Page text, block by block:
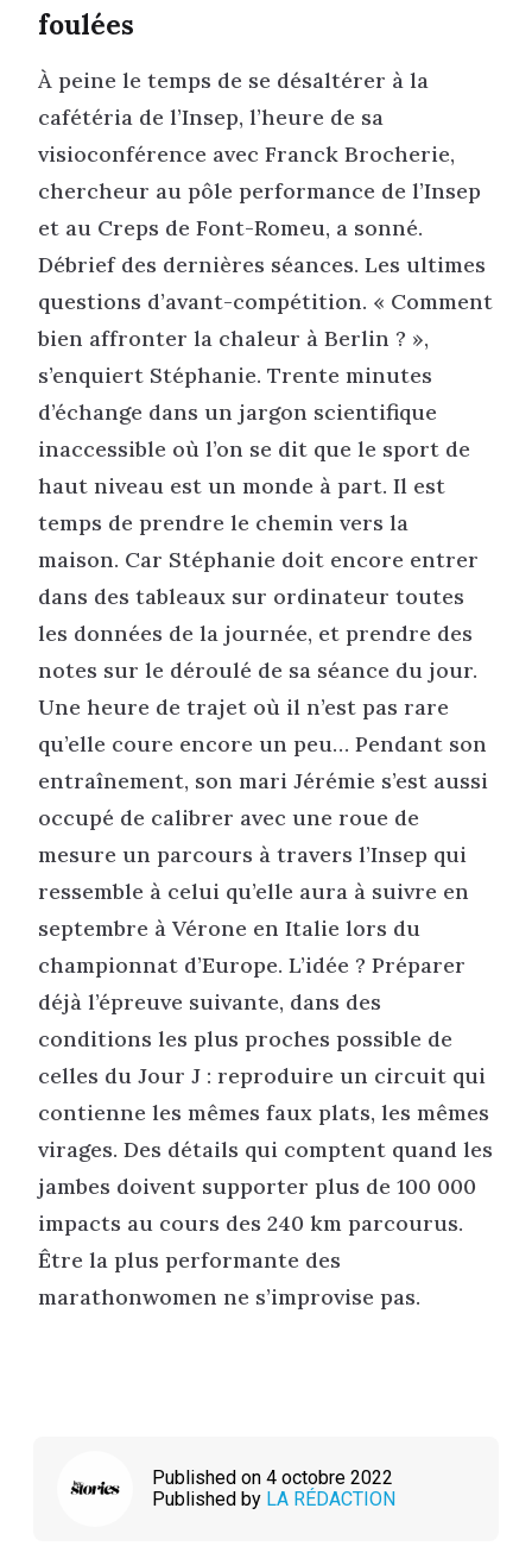
foulées
À peine le temps de se désaltérer à la
cafétéria de l’Insep, l’heure de sa
visioconférence avec Franck Brocherie,
chercheur au pôle performance de l’Insep
et au Creps de Font-Romeu, a sonné.
Débrief des dernières séances. Les ultimes
questions d’avant-compétition. « Comment
bien affronter la chaleur à Berlin ? »,
s’enquiert Stéphanie. Trente minutes
d’échange dans un jargon scientifique
inaccessible où l’on se dit que le sport de
haut niveau est un monde à part. Il est
temps de prendre le chemin vers la
maison. Car Stéphanie doit encore entrer
dans des tableaux sur ordinateur toutes
les données de la journée, et prendre des
notes sur le déroulé de sa séance du jour.
Une heure de trajet où il n’est pas rare
qu’elle coure encore un peu… Pendant son
entraînement, son mari Jérémie s’est aussi
occupé de calibrer avec une roue de
mesure un parcours à travers l’Insep qui
ressemble à celui qu’elle aura à suivre en
septembre à Vérone en Italie lors du
championnat d’Europe. L’idée ? Préparer
déjà l’épreuve suivante, dans des
conditions les plus proches possible de
celles du Jour J : reproduire un circuit qui
contienne les mêmes faux plats, les mêmes
virages. Des détails qui comptent quand les
jambes doivent supporter plus de 100 000
impacts au cours des 240 km parcourus.
Être la plus performante des
marathonwomen ne s’improvise pas.
Published on 4 octobre 2022
Published by LA RÉDACTION